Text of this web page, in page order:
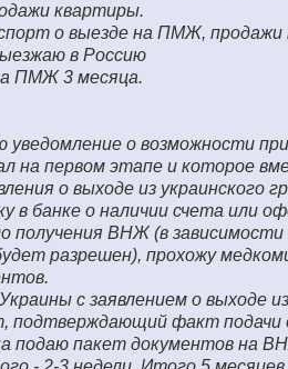
квартиры.
о выезде на ПМЖ, продажи
в Россию
ПМЖ 3 месяца.
о возможности
на первом этапе и которое
о выходе из украинского
в банке о наличии счета или
получения ВНЖ (в
разрешен), прохожу
с заявлением о выходе
подтверждающий факт подачи
подаю пакет документов на